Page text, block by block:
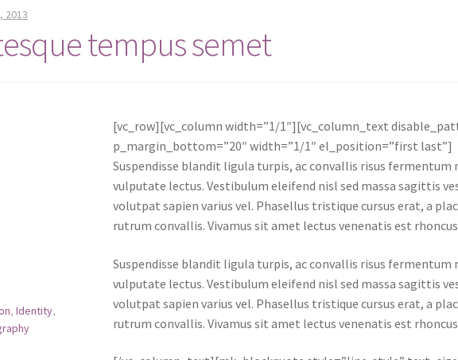
2013
tempus semet
,Identity,
[vc_row][vc_column width=”1/1″][vc_column_text
p_margin_bottom=”20″ width=”1/1″ el_position=”first last”]
Suspendisse blandit ligula turpis, ac convallis risus fermentum
vulputate lectus. Vestibulum eleifend nisl sed massa sagittis
volutpat sapien varius vel. Phasellus tristique cursus erat, a
rutrum convallis. Vivamus sit amet lectus venenatis est
Suspendisse blandit ligula turpis, ac convallis risus fermentum
vulputate lectus. Vestibulum eleifend nisl sed massa sagittis
volutpat sapien varius vel. Phasellus tristique cursus erat, a
rutrum convallis. Vivamus sit amet lectus venenatis est